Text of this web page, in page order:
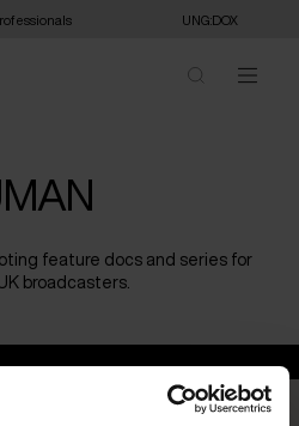
UNG:DOX
feature docs and series for
broadcasters.